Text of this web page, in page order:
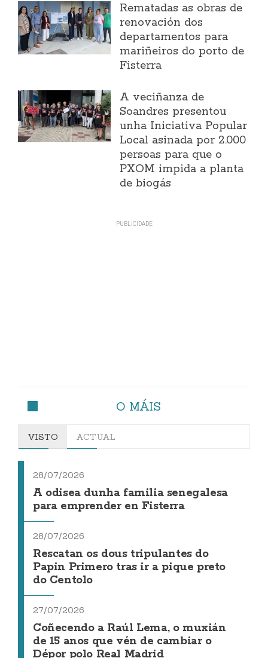
Rematadas as obras de
renovación dos
departamentos para
mariñeiros do porto de
Fisterra
A veciñanza de
Soandres presentou
unha Iniciativa Popular
Local asinada por 2.000
persoas para que o
PXOM impida a planta
de biogás
O MÁIS
VISTO ACTUAL
28/07/2026
A odisea dunha familia senegalesa
para emprender en Fisterra
28/07/2026
Rescatan os dous tripulantes do
Papin Primero tras ir a pique preto
do Centolo
27/07/2026
Coñecendo a Raúl Lema, o muxián
de 15 anos que vén de cambiar o
Dépor polo Real Madrid